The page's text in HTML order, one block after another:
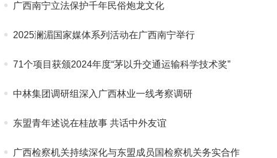
广西南宁立法保护千年民俗炮龙文化
2025澜湄国家媒体系列活动在广西南宁举行
71个项目获颁2024年度“茅以升交通运输科学技术奖”
中林集团调研组深入广西林业一线考察调研
东盟青年述说在桂故事 共话中外友谊
广西检察机关持续深化与东盟成员国检察机关务实合作